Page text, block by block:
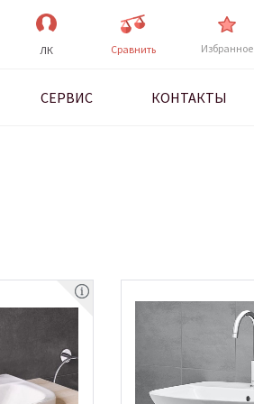
ЛК Cравнить Избранное
СЕРВИС КОНТАКТЫ